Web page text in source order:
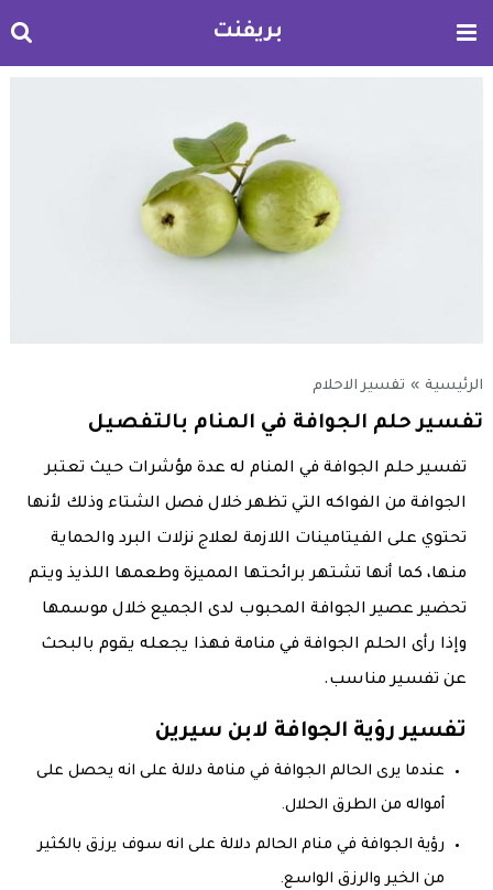
بريفنت
الرئيسية » تفسير الاحلام
تفسير حلم الجوافة في المنام بالتفصيل
تفسير حلم الجوافة في المنام له عدة مؤشرات حيث ‏تعتبر
الجوافة من الفواكه التي تظهر خلال فصل الشتاء وذلك لأنها
تحتوي على الفيتامينات اللازمة لعلاج نزلات البرد والحماية
منها، كما أنها تشتهر برائحتها المميزة ‏وطعمها اللذيذ ويتم
تحضير عصير الجوافة المحبوب لدى الجميع خلال موسمها
وإذا رأى الحلم الجوافة في منامة فهذا يجعله يقوم بالبحث
عن تفسير مناسب.
تفسير رؤية الجوافة لابن سيرين
عندما يرى الحالم الجوافة في منامة دلالة على انه يحصل على
أمواله من الطرق الحلال.
رؤية الجوافة في منام الحالم دلالة على انه سوف يرزق بالكثير
من الخير والرزق الواسع.